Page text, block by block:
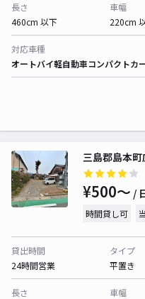
長さ
460cm 以下
車幅
220cm
対応車種
オートバイ軽自動車コンパクトカ
三島郡島本
¥500〜 /
時間貸し可
貸出時間
24時間営業
タイプ
平置き
長さ
車幅